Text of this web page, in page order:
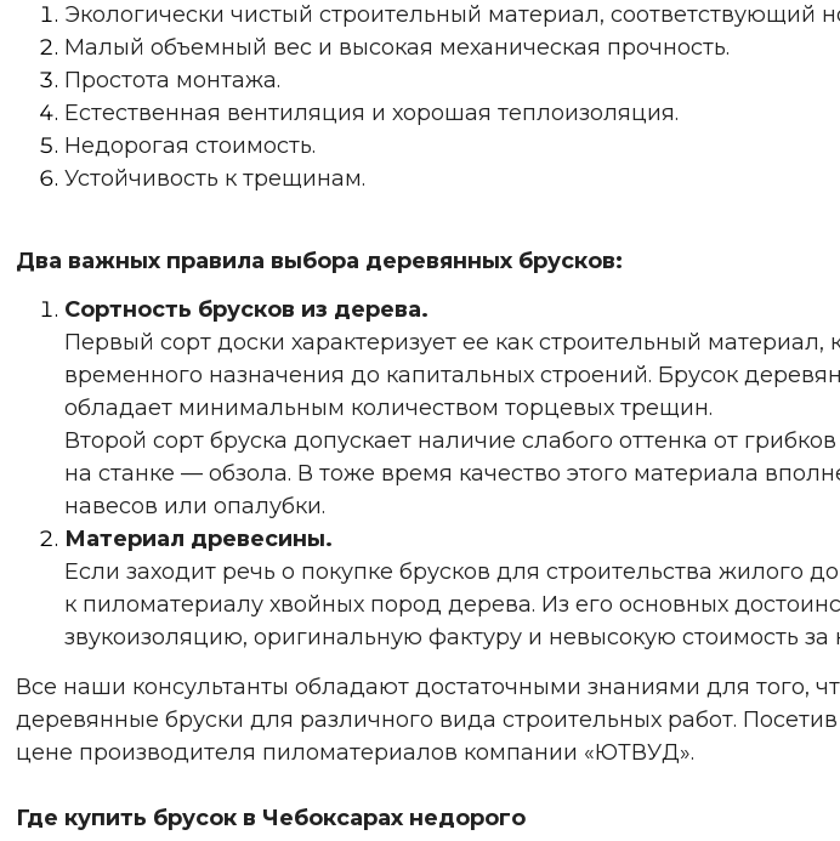
Экологически чистый строительный материал, соответствующий
Малый объемный вес и высокая механическая прочность.
Простота монтажа.
Естественная вентиляция и хорошая теплоизоляция.
Недорогая стоимость.
Устойчивость к трещинам.
Два важных правила выбора деревянных брусков:
Сортность брусков из дерева.
Первый сорт доски характеризует ее как строительный
временного назначения до капитальных строений. Брусок
обладает минимальным количеством торцевых трещин.
Второй сорт бруска допускает наличие слабого оттенка от
на станке — обзола. В тоже время качество этого материала
навесов или опалубки.
Материал древесины.
Если заходит речь о покупке брусков для строительства
к пиломатериалу хвойных пород дерева. Из его основных
звукоизоляцию, оригинальную фактуру и невысокую стоимость
Все наши консультанты обладают достаточными знаниями для того,
деревянные бруски для различного вида строительных работ.
цене производителя пиломатериалов компании «ЮТВУД».
Где купить брусок в Чебоксарах недорого